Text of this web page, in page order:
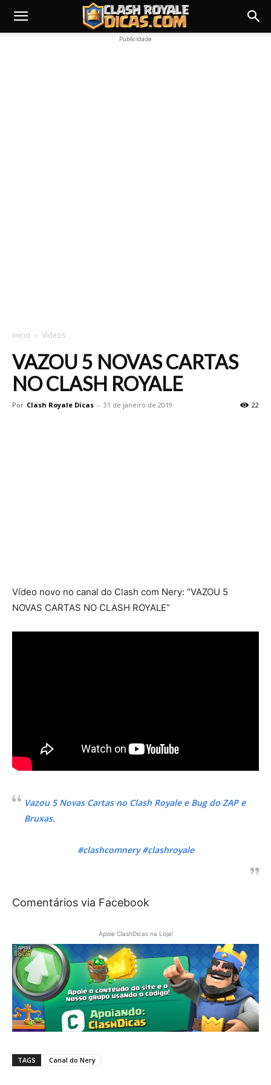
Publicidade
Início Vídeos
VAZOU 5 NOVAS CARTAS
NO CLASH ROYALE
Por Clash Royale Dicas - 31 de janeiro de 2019 22
Vídeo novo no canal do Clash com Nery: “VAZOU 5
NOVAS CARTAS NO CLASH ROYALE”
Vazou 5 Novas Cartas no Clash Royale e Bug do ZAP e
Bruxas.
#clashcomnery #clashroyale
Comentários via Facebook
Apoie ClashDicas na Loja!
TAGS Canal do Nery